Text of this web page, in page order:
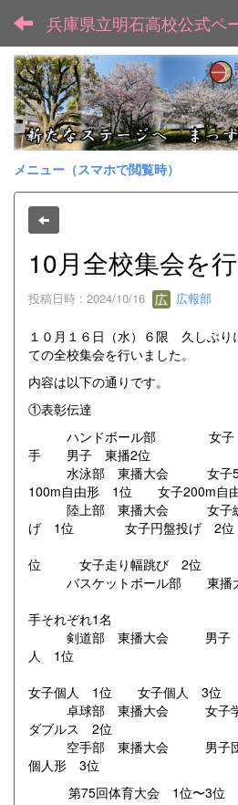
兵庫県立明石高校公式ペ
メニュー（スマホで閲覧時）
10月全校集会を
投稿日時 : 2024/10/16 広報部
１０月１６日（水）６限 久しぶり
ての全校集会を行いました。
内容は以下の通りです。
①表彰伝達
ハンドボール部 女子 東
手 男子 東播2位
水泳部 東播大会 女子
100m自由形 1位 女子200m自
陸上部 東播大会 女子総
げ 1位 女子円盤投げ 2位
女子やり
位 女子走り幅跳び 2位
バスケットボール部 東
最優秀選手
手それぞれ1名
剣道部 東播大会 男子
人 1位
女子 団
女子個人 1位 女子個人 3位
卓球部 東播大会 女子
ダブルス 2位
空手部 東播大会 男子
個人形 3位
第75回体育大会 1位〜3位